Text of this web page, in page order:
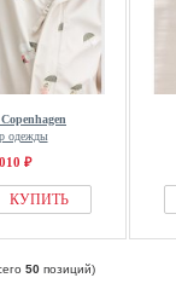
одежды
₽
КУПИТЬ
50 позиций)